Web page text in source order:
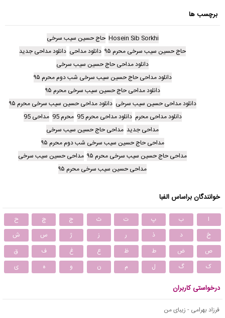
برچسب ها
Hosein Sib Sorkhi حاج حسین سیب سرخی
حاج حسین سیب سرخی محرم ۹۵
دانلود مداحی دانلود مداحی جدید
دانلود مداحی حاج حسین سیب سرخی
دانلود مداحی حاج حسین سیب سرخی شب دوم محرم ۹۵
دانلود مداحی حاج حسین سیب سرخی محرم ۹۵
دانلود مداحی حسین سیب سرخی دانلود مداحی حسین سیب سرخی محرم ۹۵
دانلود مداحی محرم دانلود مداحی محرم 95 محرم 95
مداحی 95
مداحی جدید مداحی حاج حسین سیب سرخی
مداحی حاج حسین سیب سرخی شب دوم محرم ۹۵
مداحی حاج حسین سیب سرخی محرم ۹۵
مداحی حسین سیب سرخی
مداحی حسین سیب سرخی محرم ۹۵
خوانندگان براساس الفبا
ا ب پ ت ث ج چ
ح
خ
د ذ ر ز ژ س
ش
ص
ض ط ظ ع غ ف
ق
ک
گ ل م ن و ه ی
درخواستی کاربران
فرزاد بهرامی - زیبای من